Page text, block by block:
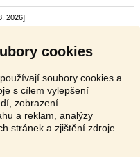
cookies
soubory cookies a
s cílem vylepšení
zobrazení
a reklam, analýzy
stránek a zjištění zdroje
2026]
64
3 Další